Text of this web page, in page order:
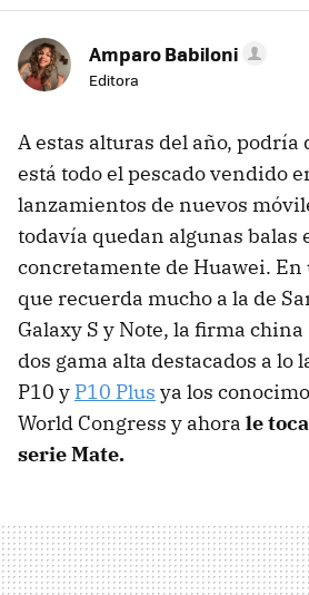
Amparo Babiloni
Editora
A estas alturas del año, podría
está todo el pescado vendido
lanzamientos de nuevos
todavía quedan algunas balas
concretamente de Huawei. En
que recuerda mucho a la de
Galaxy S y Note, la firma
dos gama alta destacados a lo
P10 y P10 Plus ya los
World Congress y ahora le
serie Mate.